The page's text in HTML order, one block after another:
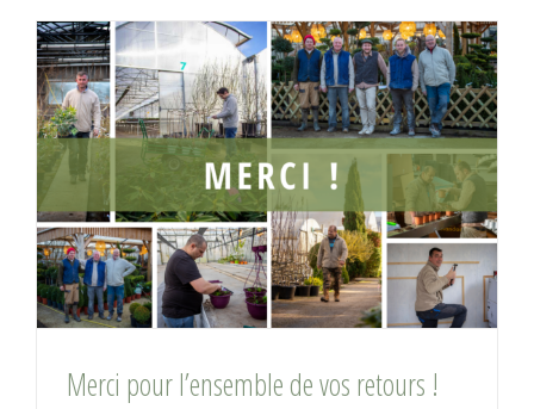
Merci pour l’ensemble de vos retours !